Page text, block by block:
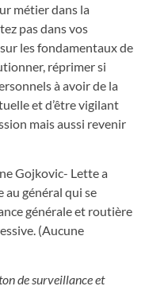
métier dans la
pas dans vos
les fondamentaux de
réprimer si
à avoir de la
et d’être vigilant
mais aussi revenir
Gojkovic- Lette a
au général qui se
générale et routière
(Aucune
de surveillance et